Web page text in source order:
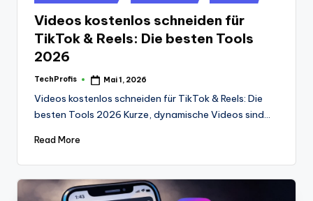
in
Videos kostenlos schneiden für
TikTok & Reels: Die besten Tools
2026
Posted
TechProfis Mai 1, 2026
Videos kostenlos schneiden für TikTok & Reels: Die
besten Tools 2026 Kurze, dynamische Videos sind…
Read More